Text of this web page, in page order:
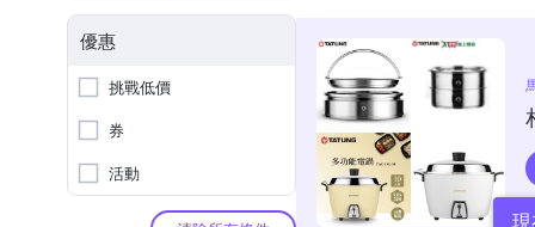
優惠
挑戰低價
券
活動